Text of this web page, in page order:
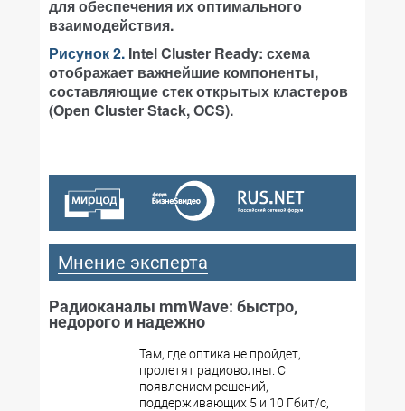
для обеспечения их оптимального
взаимодействия.
Рисунок 2. Intel Cluster Ready: схема
отображает важнейшие компоненты,
составляющие стек открытых кластеров
(Open Cluster Stack, OCS).
Мнение эксперта
Радиоканалы mmWave: быстро,
недорого и надежно
Там, где оптика не пройдет,
пролетят радиоволны. С
появлением решений,
поддерживающих 5 и 10 Гбит/с,